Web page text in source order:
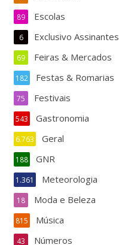
Escolas
89
Exclusivo Assinantes
6
Feiras & Mercados
69
Festas & Romarias
182
Festivais
75
Gastronomia
543
Geral
6.763
GNR
188
Meteorologia
1.361
Moda e Beleza
18
Música
815
Números
43